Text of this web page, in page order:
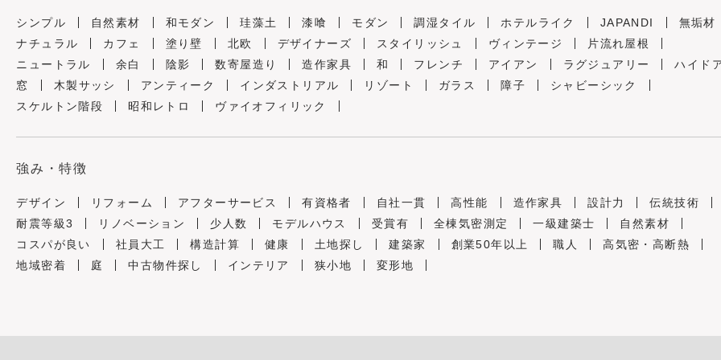
シンプル 自然素材 和モダン 珪藻土 漆喰 モダン 調湿タイル ホテルライク JAPANDI
無垢材
ナチュラル
カフェ 塗り壁 北欧 デザイナーズ スタイリッシュ ヴィンテージ
片流れ屋根
ニュートラル
余白 陰影 数寄屋造り 造作家具 和 フレンチ アイアン ラグジュアリー
ハイド
窓
木製サッシ アンティーク インダストリアル リゾート ガラス 障子
シャビーシック
スケルトン階段
昭和レトロ ヴァイオフィリック
強み・特徴
デザイン リフォーム アフターサービス 有資格者 自社一貫 高性能 造作家具 設計力
伝統技術
耐震等級3
リノベーション 少人数 モデルハウス 受賞有 全棟気密測定 一級建築士
自然素材
コスパが良い
社員大工 構造計算 健康 土地探し 建築家 創業50年以上 職人
高気密・高断熱
地域密着
庭 中古物件探し インテリア 狭小地 変形地